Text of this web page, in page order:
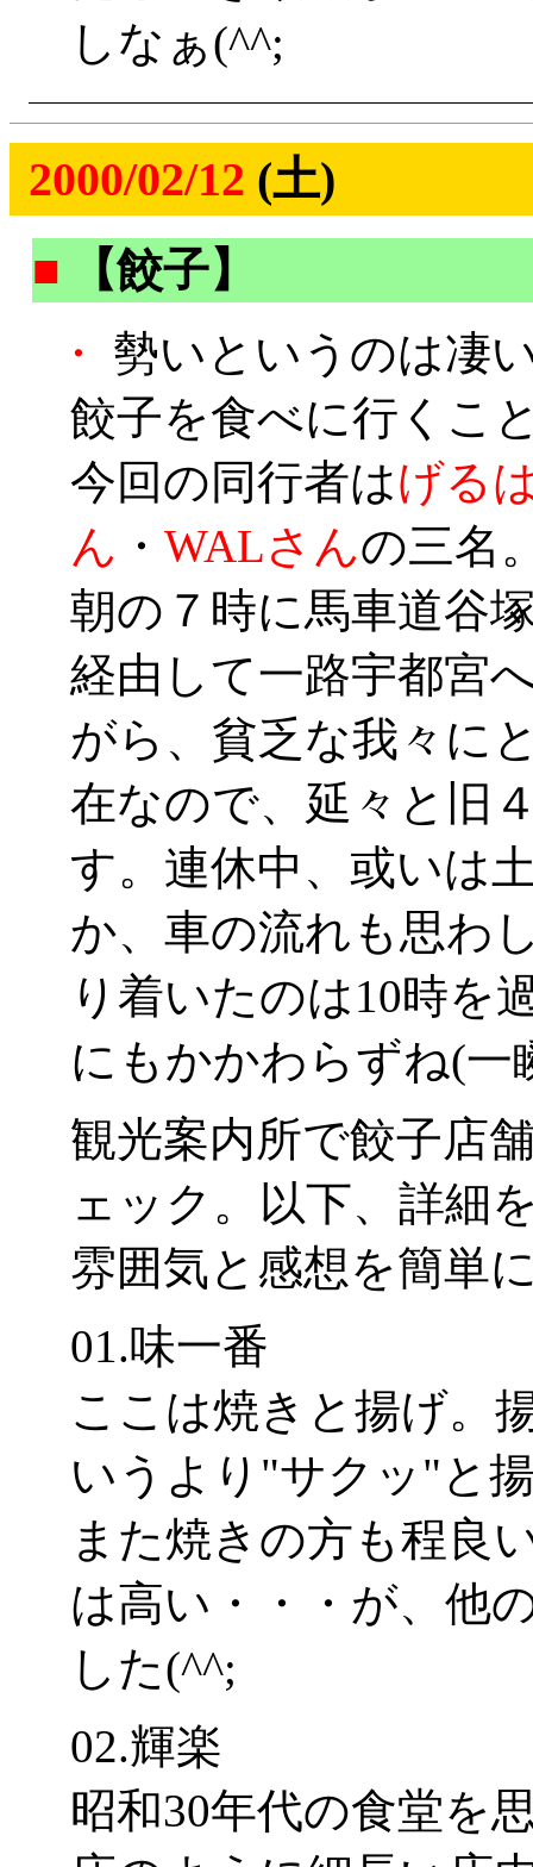
しなぁ(^^;
2000/02/12 (土)
■
【餃子】
・
勢いというのは凄
餃子を食べに行くこ
今回の同行者はげる
ん ・WALさんの三名
朝の７時に馬車道谷
経由して一路宇都宮
がら、貧乏な我々に
在なので、延々と旧
す。連休中、或いは
か、車の流れも思わ
り着いたのは10時を
にもかかわらずね(一
観光案内所で餃子店
ェック。以下、詳細
雰囲気と感想を簡単
01.味一番
ここは焼きと揚げ。
いうより"サクッ"と
また焼きの方も程良
は高い・・・が、他
した(^^;
02.輝楽
昭和30年代の食堂を